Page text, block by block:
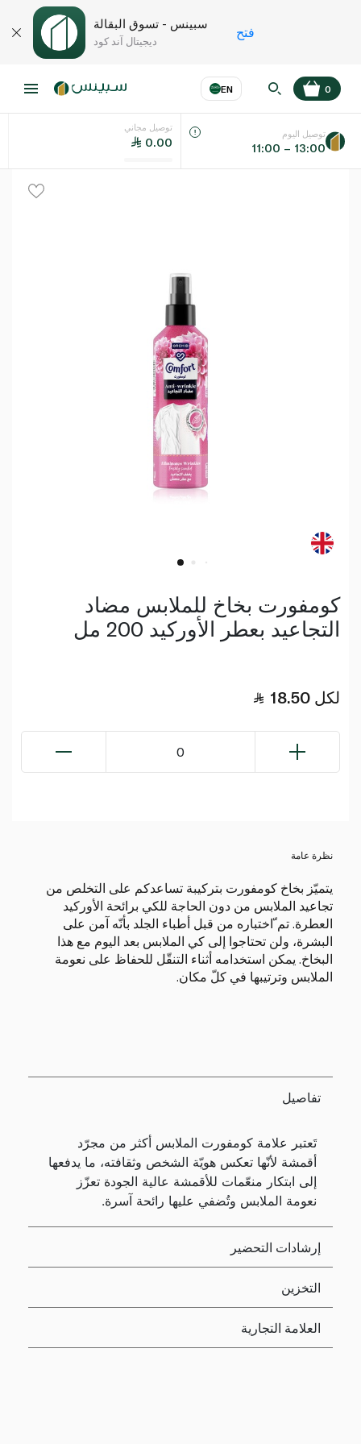
سبينس - تسوق البقالة
ديجيتال آند كود
فتح
EN
اللغة عر
0
توصيل مجاني
0.00
توصيل اليوم
11:00 – 13:00
كومفورت بخاخ للملابس مضاد
التجاعيد بعطر الأوركيد 200 مل
18.50 لكل
0
نظرة عامة
يتميّز بخاخ كومفورت بتركيبة تساعدكم على التخلص من
تجاعيد الملابس من دون الحاجة للكي برائحة الأوركيد
العطرة. تم ّاختباره من قبل أطباء الجلد بأنّه آمن على
البشرة، ولن تحتاجوا إلى كي الملابس بعد اليوم مع هذا
البخاخ. يمكن استخدامه أثناء التنقّل للحفاظ على نعومة
الملابس وترتيبها في كلّ مكان.
تفاصيل
تَعتبر علامة كومفورت الملابس أكثر من مجرّد
أقمشة لأنّها تعكس هويّة الشخص وثقافته، ما يدفعها
إلى ابتكار منعّمات للأقمشة عالية الجودة تعزّز
نعومة الملابس وتُضفي عليها رائحة آسرة.
إرشادات التحضير
التخزين
العلامة التجارية